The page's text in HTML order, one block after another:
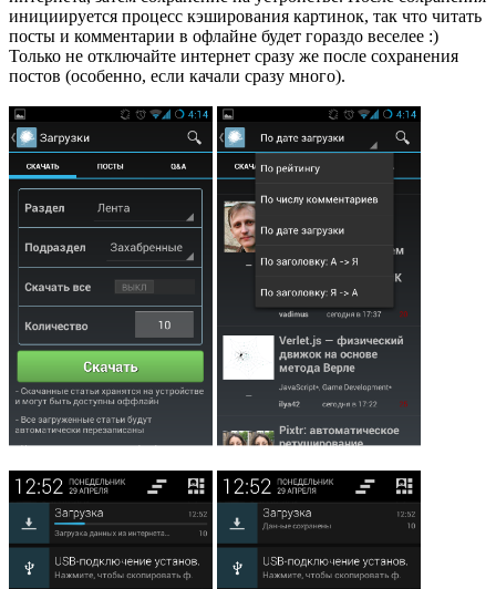
инициируется процесс кэширования картинок, так что читать
посты и комментарии в офлайне будет гораздо веселее :)
Только не отключайте интернет сразу же после сохранения
постов (особенно, если качали сразу много).